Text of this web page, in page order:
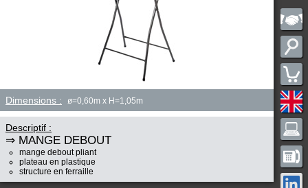
Dimensions : ø=0,60m x H=1,05m
Descriptif :
⇒ MANGE DEBOUT
mange debout pliant
plateau en plastique
structure en ferraille